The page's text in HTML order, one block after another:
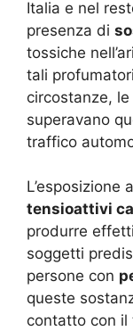
Italia e nel
presenza di
tossiche
tali
circostanze,
superavano
traffico
L’esposizione
tensioattivi
produrre
soggetti
persone con
queste
contatto con il